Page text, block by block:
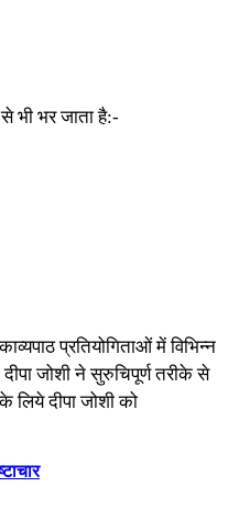
भी भर जाता है:-
प्रतियोगिताओं में विभिन्न
जोशी ने सुरुचिपूर्ण तरीके से
दीपा जोशी को